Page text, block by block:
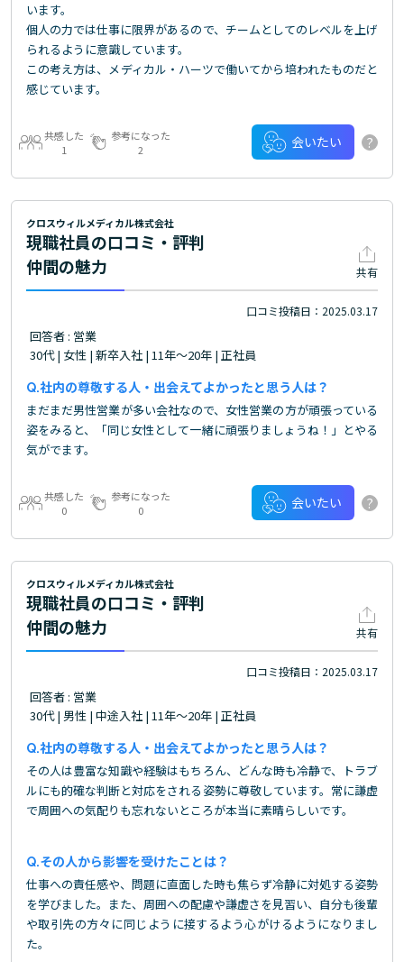
います。
個人の力では仕事に限界があるので、チームとしてのレベルを上げ
られるように意識しています。
この考え方は、メディカル・ハーツで働いてから培われたものだと
感じています。
共感した
1
参考になった
2
会いたい ?
クロスウィルメディカル株式会社
現職社員の口コミ・評判
仲間の魅力
共有
口コミ投稿日：2025.03.17
回答者 : 営業
30代 | 女性 | 新卒入社 | 11年～20年 | 正社員
社内の尊敬する人・出会えてよかったと思う人は？
まだまだ男性営業が多い会社なので、女性営業の方が頑張っている
姿をみると、「同じ女性として一緒に頑張りましょうね！」とやる
気がでます。
共感した
0
参考になった
0
会いたい ?
クロスウィルメディカル株式会社
現職社員の口コミ・評判
仲間の魅力
共有
口コミ投稿日：2025.03.17
回答者 : 営業
30代 | 男性 | 中途入社 | 11年～20年 | 正社員
社内の尊敬する人・出会えてよかったと思う人は？
その人は豊富な知識や経験はもちろん、どんな時も冷静で、トラブ
ルにも的確な判断と対応をされる姿勢に尊敬しています。常に謙虚
で周囲への気配りも忘れないところが本当に素晴らしいです。
その人から影響を受けたことは？
仕事への責任感や、問題に直面した時も焦らず冷静に対処する姿勢
を学びました。また、周囲への配慮や謙虚さを見習い、自分も後輩
や取引先の方々に同じように接するよう心がけるようになりまし
た。